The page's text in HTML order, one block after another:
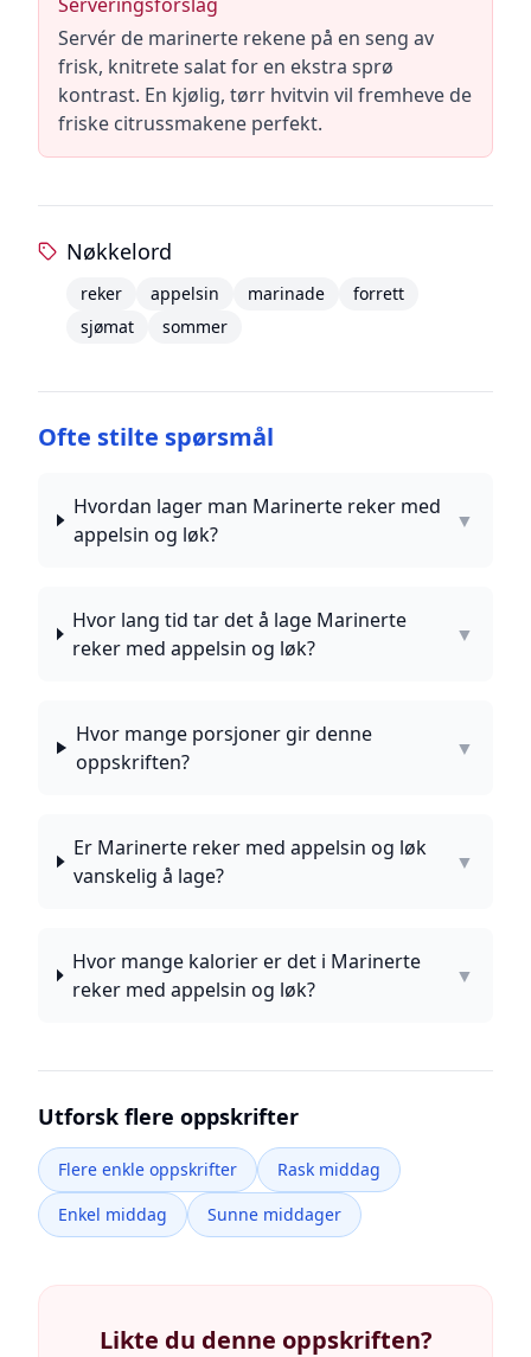
Servér de marinerte rekene på en seng av
frisk, knitrete salat for en ekstra sprø
kontrast. En kjølig, tørr hvitvin vil fremheve de
friske citrussmakene perfekt.
Nøkkelord
reker appelsin marinade
forrett
sjømat
sommer
Ofte stilte spørsmål
Hvordan lager man Marinerte reker med
appelsin og løk?
▼
Hvor lang tid tar det å lage Marinerte
reker med appelsin og løk?
▼
Hvor mange porsjoner gir denne
oppskriften?
▼
Er Marinerte reker med appelsin og løk
vanskelig å lage?
▼
Hvor mange kalorier er det i Marinerte
reker med appelsin og løk?
▼
Utforsk flere oppskrifter
Flere enkle oppskrifter
Rask middag
Enkel middag
Sunne middager
Likte du denne oppskriften?